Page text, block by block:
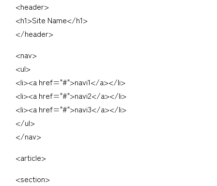
<header>
<h1>Site Name</h1>
</header>
<nav>
<ul>
<li><a href="#">navi1</a></li>
<li><a href="#">navi2</a></li>
<li><a href="#">navi3</a></li>
</ul>
</nav>
<article>
<section>